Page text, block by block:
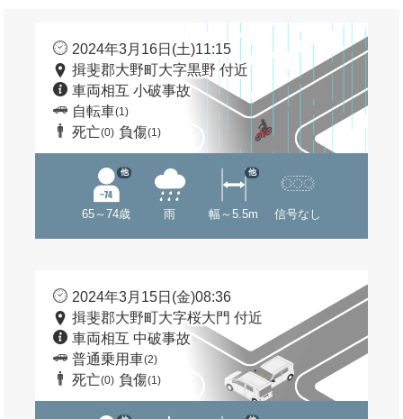
2024年3月16日(土)11:15
揖斐郡大野町大字黒野 付近
車両相互 小破事故
自転車(1)
死亡(0) 負傷(1)
65～74歳
他
雨 幅～5.5m
他
信号なし
2024年3月15日(金)08:36
揖斐郡大野町大字桜大門 付近
車両相互 中破事故
普通乗用車(2)
死亡(0) 負傷(1)